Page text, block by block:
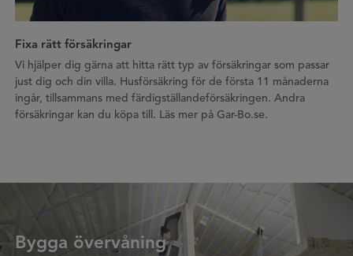
Fixa rätt försäkringar
Vi hjälper dig gärna att hitta rätt typ av försäkringar som passar
just dig och din villa. Husförsäkring för de första 11 månaderna
ingår, tillsammans med färdigställandeförsäkringen. Andra
försäkringar kan du köpa till. Läs mer på Gar-Bo.se.
Bygga övervåning